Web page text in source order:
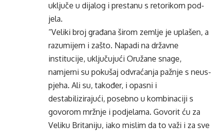
uključe u dijalog i prestanu s retorikom pod­
jela.
“Veliki broj građana širom zemlje je uplašen, a
razumijem i zašto. Napa­di na državne
institucije, uključujući Oružane sna­ge,
namjerni su pokušaj odvraćanja pažnje s neus­
pjeha. Ali su, također, i opasni i
destabilizirajući, posebno u kombinaciji s
govorom mržnje i podjela­ma. Govorit ću za
Veliku Britaniju, iako mislim da to važi i za sve